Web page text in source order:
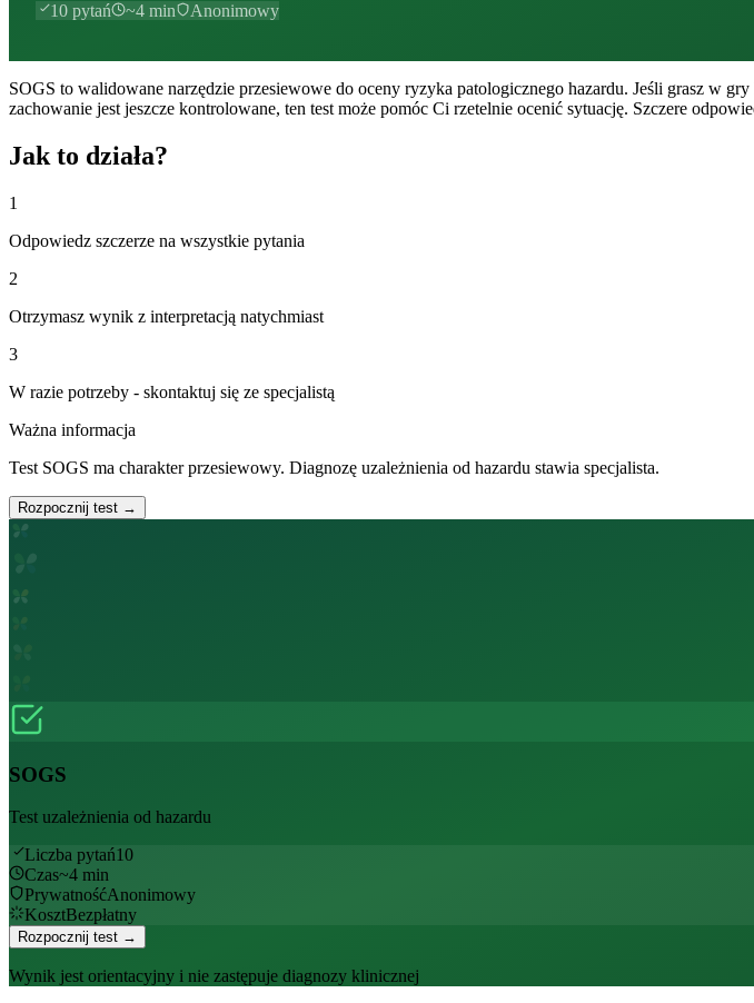
10 pytań ~4 min Anonimowy
SOGS to walidowane narzędzie przesiewowe do oceny ryzyka patologicznego hazardu. Jeśli grasz w
zachowanie jest jeszcze kontrolowane, ten test może pomóc Ci rzetelnie ocenić sytuację. Szczere
Jak to działa?
1
Odpowiedz szczerze na wszystkie pytania
2
Otrzymasz wynik z interpretacją natychmiast
3
W razie potrzeby - skontaktuj się ze specjalistą
Ważna informacja
Test SOGS ma charakter przesiewowy. Diagnozę uzależnienia od hazardu stawia specjalista.
Rozpocznij test →
SOGS
Test uzależnienia od hazardu
Liczba pytań10
Czas~4 min
PrywatnośćAnonimowy
KosztBezpłatny
Rozpocznij test →
Wynik jest orientacyjny i nie zastępuje diagnozy klinicznej